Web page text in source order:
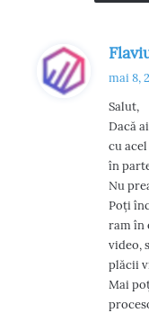
mai 8,
Salut,
Dacă
cu
în
Nu
Poți
ram în
video,
plăcii
Mai